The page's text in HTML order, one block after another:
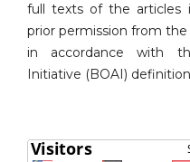
full texts of the articles
prior permission from
in accordance with
Initiative (BOAI)